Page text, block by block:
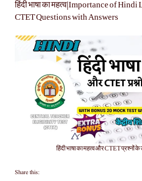
हिंदी भाषा का महत्व|Importance of Hindi
CTET Questions with Answers
हिंदी भाषा का महत्व और CTET प्रश्नों के
Share this: